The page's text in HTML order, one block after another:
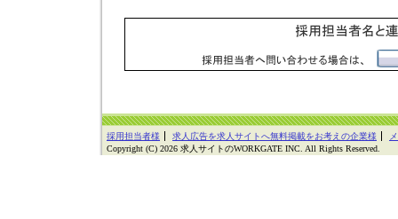
採用担当者様 求人広告を求人サイトへ無料掲載をお考えの企業様
Copyright (C) 2026 求人サイトのWORKGATE INC. All Rights Reserved.